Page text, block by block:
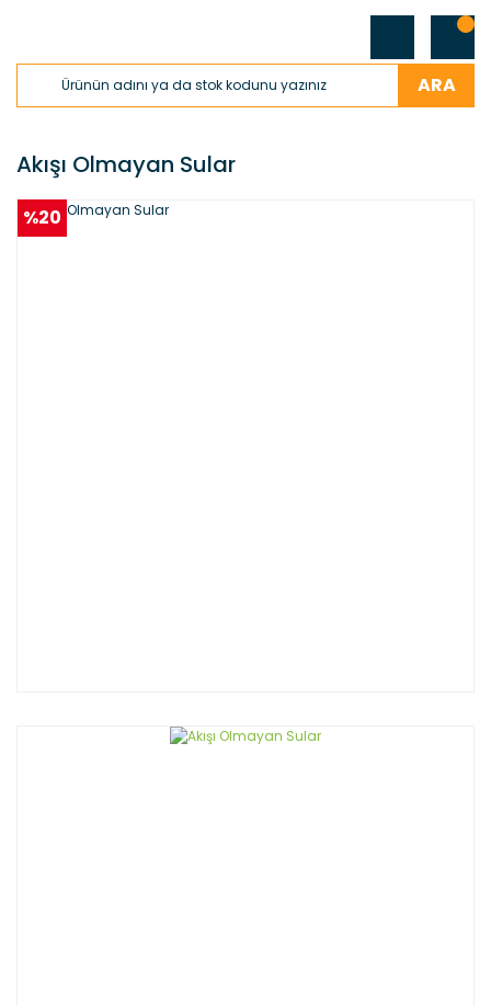
ARA
Akışı Olmayan Sular
%20